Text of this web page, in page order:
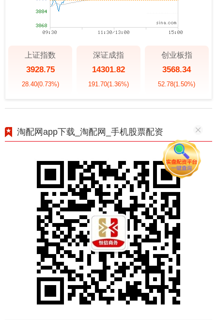
上证指数
3928.75
28.40(0.73%)
深证成指
14301.82
191.70(1.36%)
创业板指
3568.34
52.78(1.50%)
淘配网app下载_淘配网_手机股票配资